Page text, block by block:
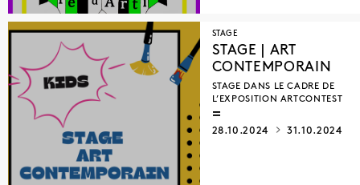
STAGE
STAGE | ART
CONTEMPORAIN
STAGE DANS LE CADRE DE
L’EXPOSITION ARTCONTEST
28.10.2024 31.10.2024